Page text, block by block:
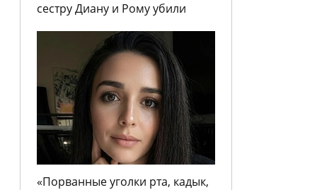
сестру Диану и Рому убили
«Порванные уголки рта, кадык,